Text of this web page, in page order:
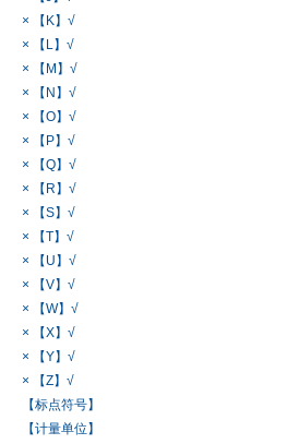
× 【K】√
× 【L】√
× 【M】√
× 【N】√
× 【O】√
× 【P】√
× 【Q】√
× 【R】√
× 【S】√
× 【T】√
× 【U】√
× 【V】√
× 【W】√
× 【X】√
× 【Y】√
× 【Z】√
【标点符号】
【计量单位】